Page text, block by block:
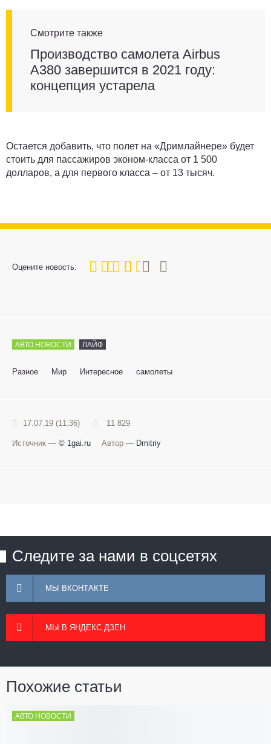
Смотрите также
Производство самолета Airbus
A380 завершится в 2021 году:
концепция устарела
Остается добавить, что полет на «Дримлайнере» будет
стоить для пассажиров эконом-класса от 1 500
долларов, а для первого класса – от 13 тысяч.
Оцените новость:
60
1 3 4 5
АВТО НОВОСТИ ЛАЙФ
Разное Мир Интересное самолеты
17.07.19 (11:36) 11 829
Источник — © 1gai.ru Автор — Dmitriy
Следите за нами в соцсетях
МЫ ВКОНТАКТЕ
МЫ В ЯНДЕКС ДЗЕН
Похожие статьи
АВТО НОВОСТИ